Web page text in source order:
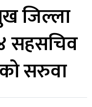
जिल्ला
सहसचिव
सरुवा